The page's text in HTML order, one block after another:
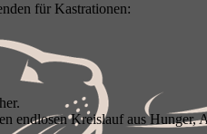
für Kastrationen:
endlosen Kreislauf aus